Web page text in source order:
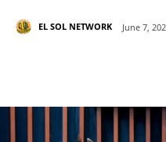
EL SOL NETWORK June 7,